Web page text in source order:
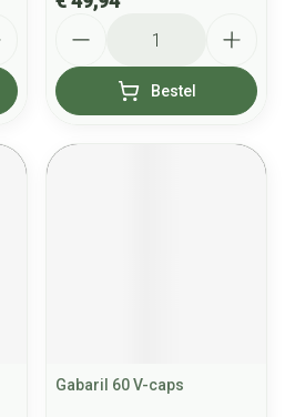
Bestel
Gabaril 60 V-caps